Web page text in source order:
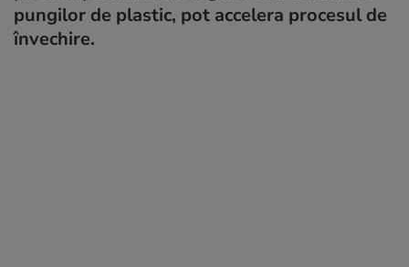
pungilor de plastic, pot accelera procesul de
învechire.